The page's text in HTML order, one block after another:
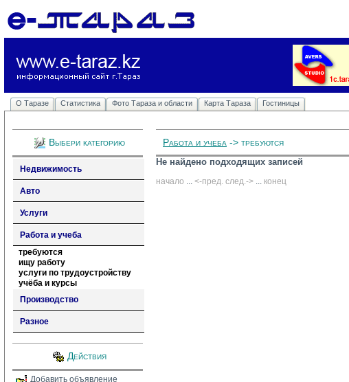
О Таразе Статистика Фото Тараза и области Карта Тараза Гостиницы
Выбери категорию
Недвижимость
Авто
Услуги
Работа и учеба
требуются
ищу работу
услуги по трудоустройству
учёба и курсы
Производство
Разное
Действия
Добавить объявление
Работа и учеба -> требуются
Не найдено подходящих записей
начало ... <-пред. след.-> ... конец